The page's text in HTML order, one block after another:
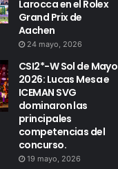
Larocca en el Rolex
Grand Prix de
Aachen
24 mayo, 2026
CSI2*-W Sol de Mayo
2026: Lucas Mesa e
ICEMAN SVG
dominaron las
principales
competencias del
concurso.
19 mayo, 2026